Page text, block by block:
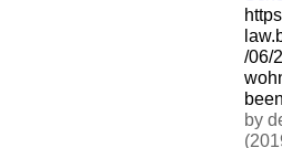
/06/
by